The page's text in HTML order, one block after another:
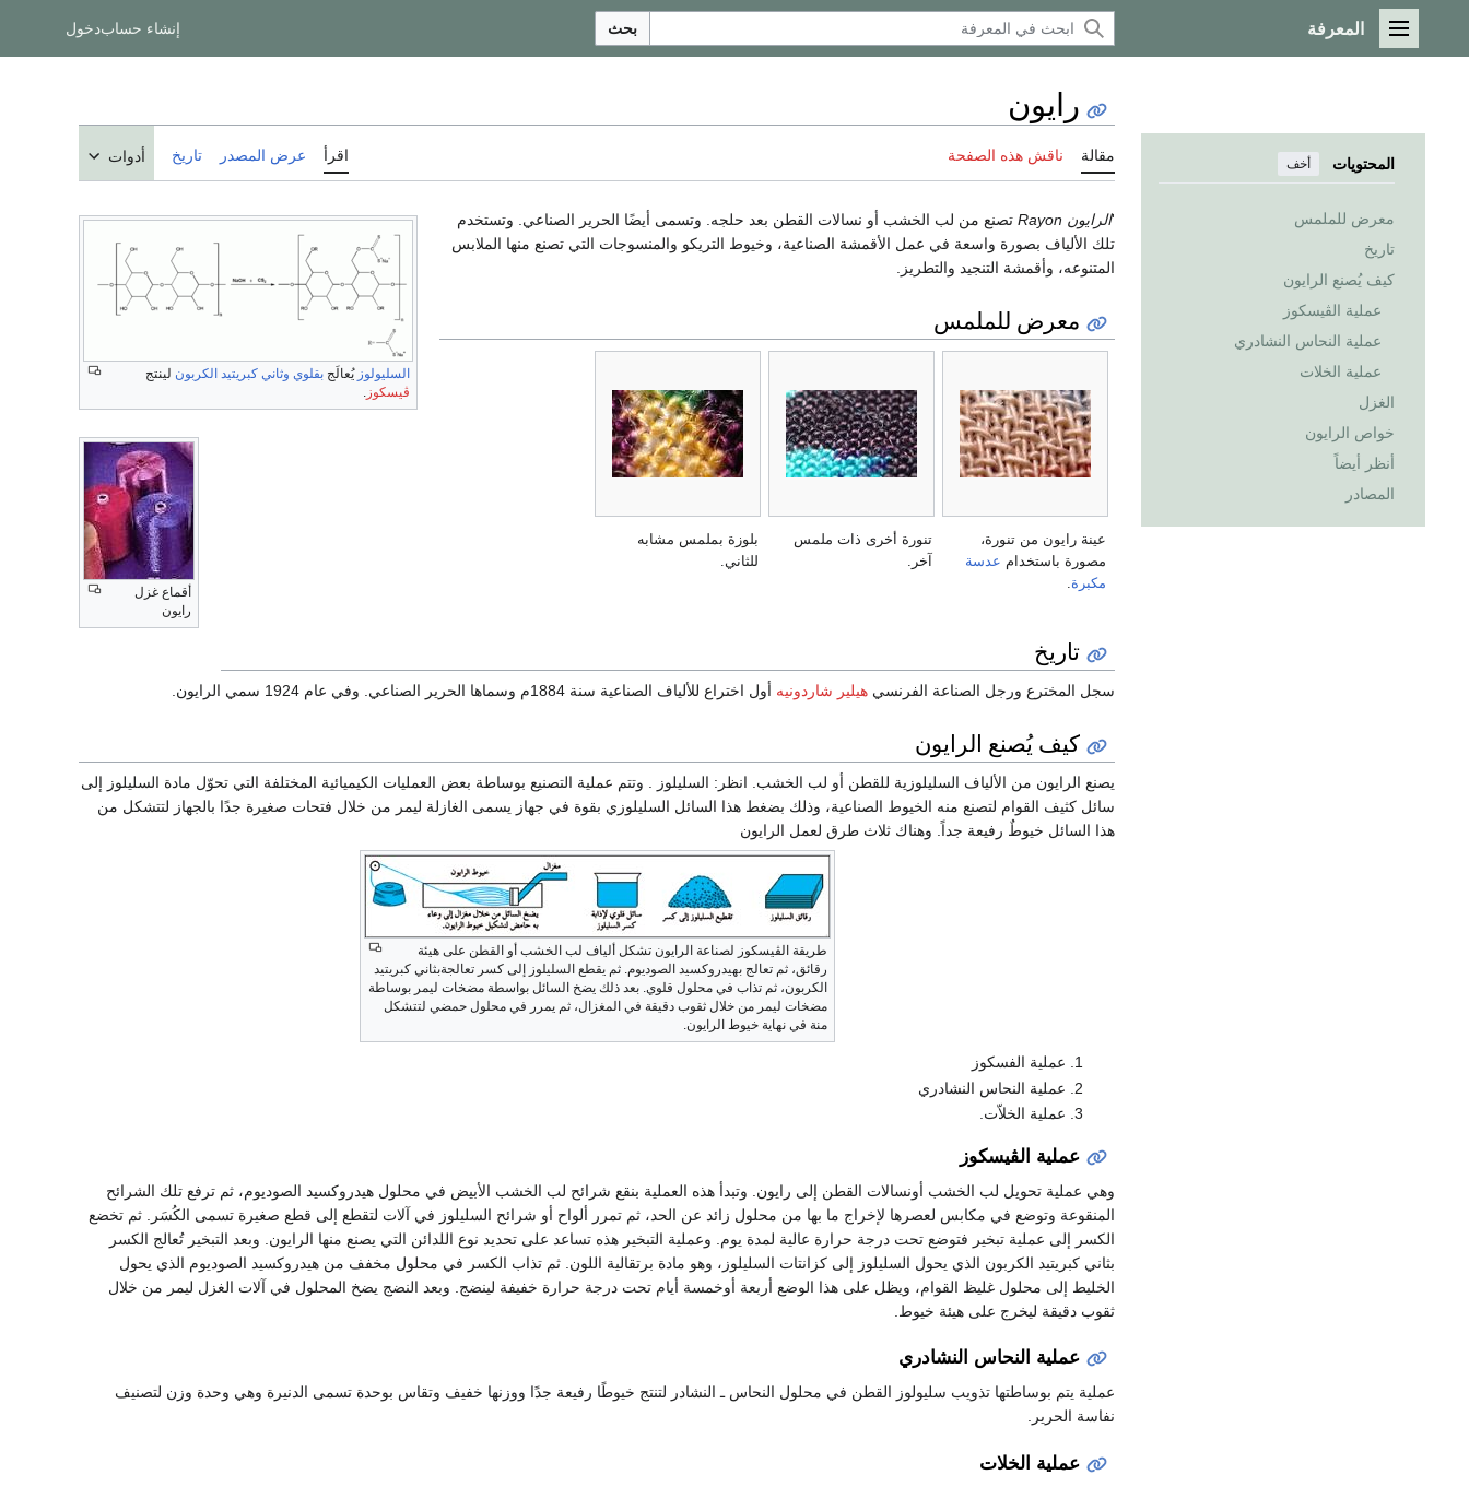
القائمة الرئيسية
المعرفة بحث إنشاء حسابدخول
المحتويات أخف
معرض للملمس
تاريخ
كيف يُصنع الرايون
عملية الڤيسكوز
عملية النحاس النشادري
عملية الخلات
الغزل
خواص الرايون
أنظر أيضاً
المصادر
رايون
مقالة ناقش هذه الصفحة اقرأ عرض المصدر تاريخ أدوات
السليولوز يُعالَج بقلوي وثاني كبريتيد الكربون لينتج
ڤيسكوز .
أقماع غزل
رايون
'الرايون Rayon تصنع من لب الخشب أو نسالات القطن بعد حلجه. وتسمى أيضًا الحرير الصناعي. وتستخدم
تلك الألياف بصورة واسعة في عمل الأقمشة الصناعية، وخيوط التريكو والمنسوجات التي تصنع منها الملابس
المتنوعه، وأقمشة التنجيد والتطريز.
معرض للملمس
عينة رايون من تنورة،
مصورة باستخدام عدسة
مكبرة
تنورة أخرى ذات ملمس
آخر.
بلوزة بملمس مشابه
للثاني.
تاريخ
سجل المخترع ورجل الصناعة الفرنسي هيلير شاردونيه أول اختراع للألياف الصناعية سنة 1884م وسماها الحرير الصناعي. وفي عام 1924 سمي الرايون.
كيف يُصنع الرايون
يصنع الرايون من الألياف السليلوزية للقطن أو لب الخشب. انظر: السليلوز . وتتم عملية التصنيع بوساطة بعض العمليات الكيميائية المختلفة التي تحوّل مادة السليلوز إلى
سائل كثيف القوام لتصنع منه الخيوط الصناعية، وذلك بضغط هذا السائل السليلوزي بقوة في جهاز يسمى الغازلة ليمر من خلال فتحات صغيرة جدًا بالجهاز لتتشكل من
هذا السائل خيوطٌ رفيعة جداً. وهناك ثلاث طرق لعمل الرايون
طريقة الڤيسكوز لصناعة الرايون تشكل ألياف لب الخشب أو القطن على هيئة
رقائق، ثم تعالج بهيدروكسيد الصوديوم. ثم يقطع السليلوز إلى كسر تعالجةبثاني كبريتيد
الكربون، ثم تذاب في محلول قلوي. بعد ذلك يضخ السائل بواسطة مضخات ليمر بوساطة
مضخات ليمر من خلال ثقوب دقيقة في المغزال، ثم يمرر في محلول حمضي لتتشكل
منة في نهاية خيوط الرايون.
عملية الفسكوز
عملية النحاس النشادري
عملية الخلاّت.
عملية الڤيسكوز
وهي عملية تحويل لب الخشب أونسالات القطن إلى رايون. وتبدأ هذه العملية بنقع شرائح لب الخشب الأبيض في محلول هيدروكسيد الصوديوم، ثم ترفع تلك الشرائح
المنقوعة وتوضع في مكابس لعصرها لإخراج ما بها من محلول زائد عن الحد، ثم تمرر ألواح أو شرائح السليلوز في آلات لتقطع إلى قطع صغيرة تسمى الكُسَر. ثم تخضع
الكسر إلى عملية تبخير فتوضع تحت درجة حرارة عالية لمدة يوم. وعملية التبخير هذه تساعد على تحديد نوع اللدائن التي يصنع منها الرايون. وبعد التبخير تُعالج الكسر
بثاني كبريتيد الكربون الذي يحول السليلوز إلى كزانتات السليلوز، وهو مادة برتقالية اللون. ثم تذاب الكسر في محلول مخفف من هيدروكسيد الصوديوم الذي يحول
الخليط إلى محلول غليظ القوام، ويظل على هذا الوضع أربعة أوخمسة أيام تحت درجة حرارة خفيفة لينضج. وبعد النضج يضخ المحلول في آلات الغزل ليمر من خلال
ثقوب دقيقة ليخرج على هيئة خيوط.
عملية النحاس النشادري
عملية يتم بوساطتها تذويب سليولوز القطن في محلول النحاس ـ النشادر لتنتج خيوطًا رفيعة جدًا ووزنها خفيف وتقاس بوحدة تسمى الدنيرة وهي وحدة وزن لتصنيف
نفاسة الحرير.
عملية الخلات